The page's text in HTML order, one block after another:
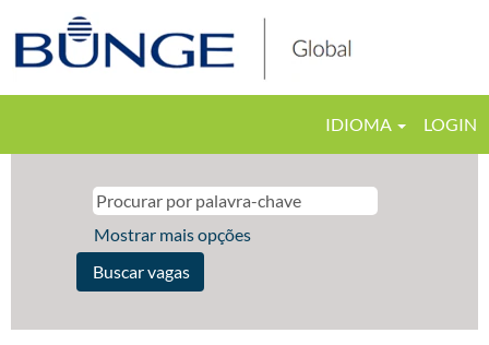
IDIOMA LOGIN
Mostrar mais opções